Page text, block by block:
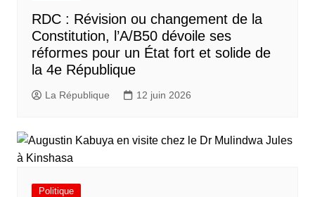
RDC : Révision ou changement de la
Constitution, l’A/B50 dévoile ses
réformes pour un État fort et solide de
la 4e République
La République 12 juin 2026
Politique